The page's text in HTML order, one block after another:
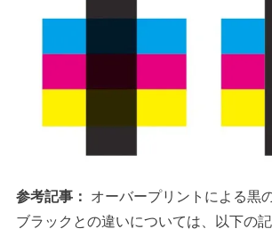
参考記事：
オーバープリントによる黒
ブラックとの違いについては、以下の